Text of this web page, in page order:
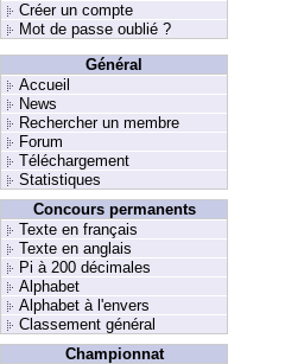
Créer un compte
Mot de passe oublié ?
Général
Accueil
News
Rechercher un membre
Forum
Téléchargement
Statistiques
Concours permanents
Texte en français
Texte en anglais
Pi à 200 décimales
Alphabet
Alphabet à l'envers
Classement général
Championnat